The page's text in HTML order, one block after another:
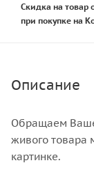
Скидка на товар
при покупке на
Описание
Обращаем
живого товара
картинке.